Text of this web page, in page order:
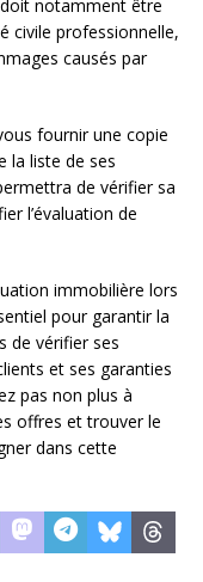
notamment être
civile professionnelle,
causés par
fournir une copie
la liste de ses
de vérifier sa
l’évaluation de
immobilière lors
pour garantir la
de vérifier ses
et ses garanties
pas non plus à
offres et trouver le
dans cette